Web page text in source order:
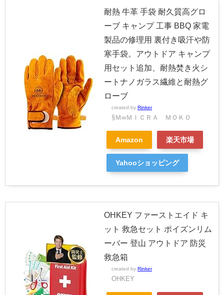
耐熱 牛革 手袋 耐久質高グロ
ーブ キャンプ 工事 BBQ 家電
製品の修理用 裏付き吸汗や防
寒手袋。アウトドア キャンプ
用セット追加、耐熱焚き火シ
ートナノガラス繊維と耐熱グ
ローブ
created by Rinker
§Ｍ∞ＭＩＣＲＡ ＭＯＫＯ
Amazon 楽天市場
Yahooショッピング
OHKEY ファーストエイド キ
ット 救急セット ポイズンリム
ーバー 登山 アウトドア 防災
救急箱
created by Rinker
OHKEY